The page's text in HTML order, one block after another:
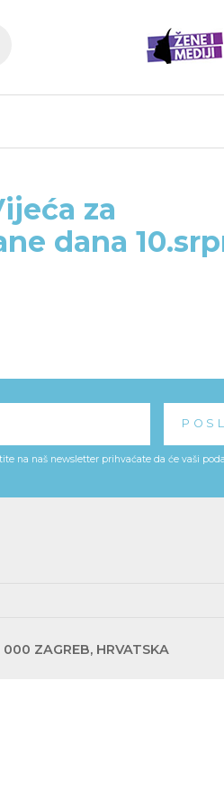
za
dana
na naš newsletter prihvaćate da će vaši
000 ZAGREB, HRVATSKA